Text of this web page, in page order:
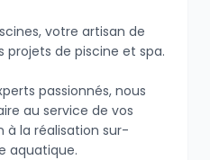
votre artisan de
de piscine et spa.
passionnés, nous
au service de vos
à la réalisation sur-
aquatique.